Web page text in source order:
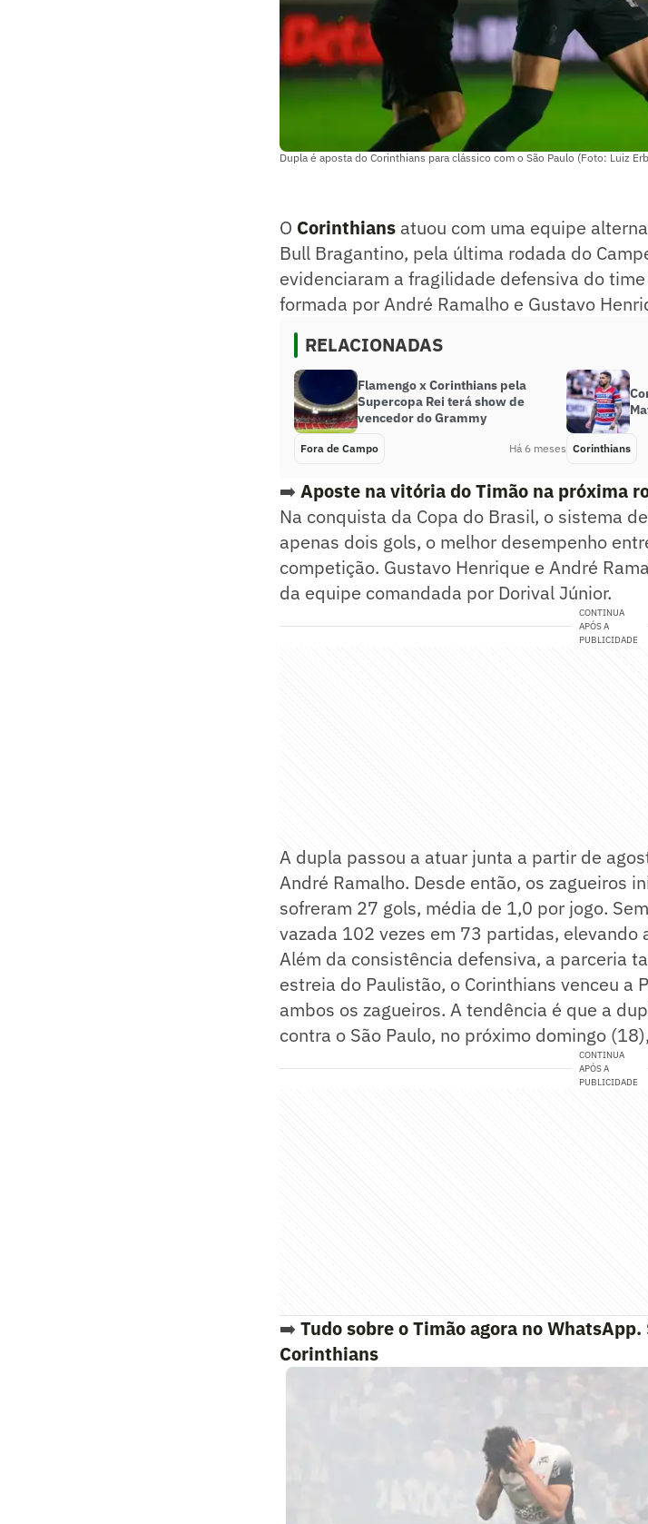
Dupla é aposta do Corinthians para clássico com o São Paulo (Foto: Luiz
O Corinthians atuou com uma equipe
Bull Bragantino, pela última rodada do
evidenciaram a fragilidade defensiva do
formada por André Ramalho e Gustavo
RELACIONADAS
Flamengo x Corinthians pela
Supercopa Rei terá show de
vencedor do Grammy
Fora de Campo Há 6 meses Corinthians
➡️ Aposte na vitória do Timão na próxima
Na conquista da Copa do Brasil, o sistema
apenas dois gols, o melhor desempenho
competição. Gustavo Henrique e André
da equipe comandada por Dorival Júnior.
CONTINUA
APÓS A
PUBLICIDADE
A dupla passou a atuar junta a partir de
André Ramalho. Desde então, os zagueiros
sofreram 27 gols, média de 1,0 por jogo.
vazada 102 vezes em 73 partidas,
Além da consistência defensiva, a parceria
estreia do Paulistão, o Corinthians venceu a
ambos os zagueiros. A tendência é que a
contra o São Paulo, no próximo domingo
CONTINUA
APÓS A
PUBLICIDADE
➡️ Tudo sobre o Timão agora no
Corinthians